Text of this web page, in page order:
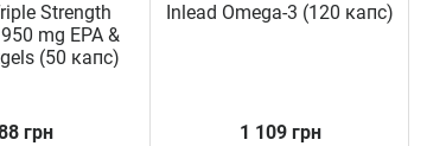
Strength
mg EPA &
(50 капс)
грн
Inlead Omega-3 (120 капс)
1 109 грн